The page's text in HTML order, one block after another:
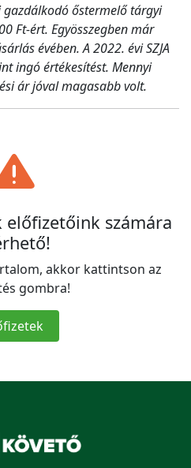
őstermelő tárgyi
Ft-ért. Egyösszegben már
évében. A 2022. évi SZJA
ingó értékesítést. Mennyi
ár jóval magasabb volt.
előfizetőink számára
akkor kattintson az
gombra!